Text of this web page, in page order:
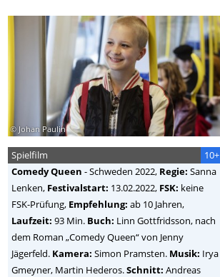
© Johan Paulin
10+
Spielfilm
Comedy Queen -Schweden 2022, Regie: Sanna
Lenken, Festivalstart: 13.02.2022, FSK: keine
FSK-Prüfung, Empfehlung: ab 10 Jahren,
Laufzeit: 93 Min. Buch: Linn Gottfridsson, nach
dem Roman „Comedy Queen“ von Jenny
Jägerfeld. Kamera: Simon Pramsten. Musik: Irya
Gmeyner, Martin Hederos.Schnitt: Andreas